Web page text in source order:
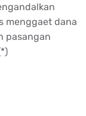
menggaet dana
pasangan